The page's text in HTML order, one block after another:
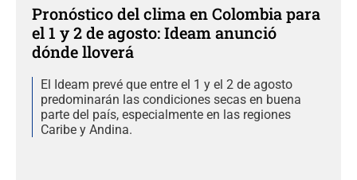
Pronóstico del clima en Colombia para
el 1 y 2 de agosto: Ideam anunció
dónde lloverá
El Ideam prevé que entre el 1 y el 2 de agosto
predominarán las condiciones secas en buena
parte del país, especialmente en las regiones
Caribe y Andina.